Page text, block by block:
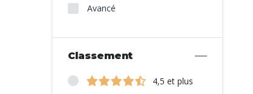
Avancé
Classement
4,5 et plus